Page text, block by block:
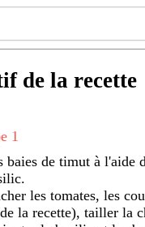
de la recette
1
baies de timut à l'aide
les tomates, les
la recette), tailler la